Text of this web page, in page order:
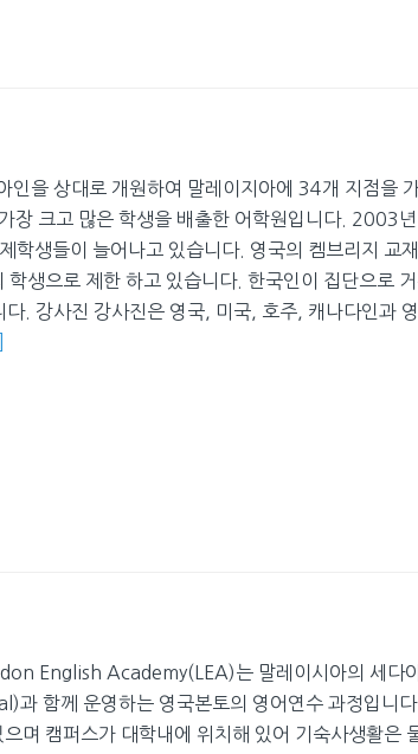
인을 상대로 개원하여 말레이지아에 34개 지점을
장 크고 많은 학생을 배출한 어학원입니다. 2003년
학생들이 늘어나고 있습니다. 영국의 켐브리지 교
생으로 제한 하고 있습니다. 한국인이 집단으로
. 강사진 강사진은 영국, 미국, 호주, 캐나다인과
English Academy(LEA)는 말레이시아의 세다
함께 운영하는 영국본토의 영어연수 과정입니
며 캠퍼스가 대학내에 위치해 있어 기숙사생활은